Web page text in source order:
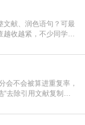
文献、润色语句？可最
收越紧，不少同学投
必做的一步。为什么
觉得，我就用AI搭了个
“去除引用文献复制
，著录项符合GB/T